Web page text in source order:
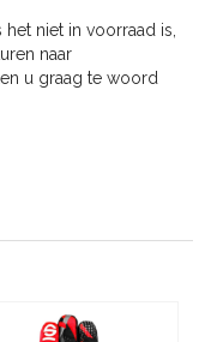
niet in voorraad is,
naar
u graag te woord